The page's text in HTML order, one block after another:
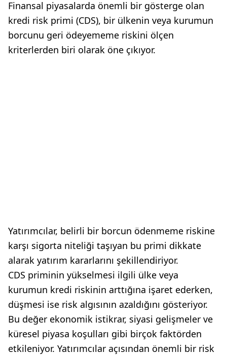
Finansal piyasalarda önemli bir gösterge olan
kredi risk primi (CDS), bir ülkenin veya kurumun
borcunu geri ödeyememe riskini ölçen
kriterlerden biri olarak öne çıkıyor.
Yatırımcılar, belirli bir borcun ödenmeme riskine
karşı sigorta niteliği taşıyan bu primi dikkate
alarak yatırım kararlarını şekillendiriyor.
CDS priminin yükselmesi ilgili ülke veya
kurumun kredi riskinin arttığına işaret ederken,
düşmesi ise risk algısının azaldığını gösteriyor.
Bu değer ekonomik istikrar, siyasi gelişmeler ve
küresel piyasa koşulları gibi birçok faktörden
etkileniyor. Yatırımcılar açısından önemli bir risk